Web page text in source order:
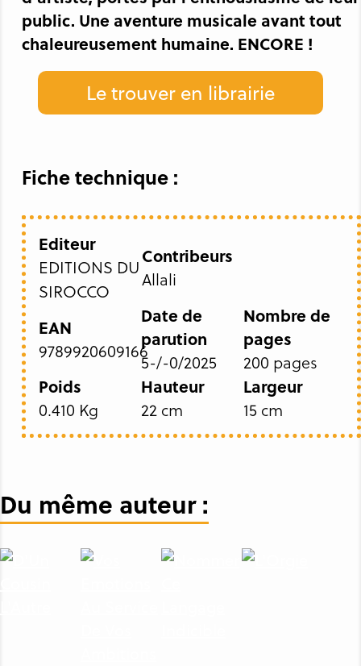
public. Une aventure musicale avant tout
chaleureusement humaine. ENCORE !
Le trouver en librairie
Fiche technique :
Editeur
EDITIONS DU
SIROCCO
Contribeurs
Allali
EAN
9789920609166
Date de
parution
5-/-0/2025
Nombre de
pages
200 pages
Poids
0.410 Kg
Hauteur
22 cm
Largeur
15 cm
Du même auteur :